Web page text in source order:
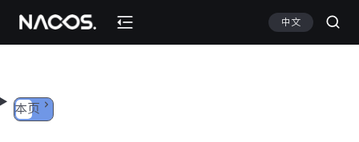
跳转到内容 中文
本页